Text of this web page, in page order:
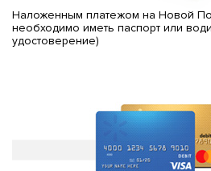
Наложенным платежом на Новой
необходимо иметь паспорт или
удостоверение)